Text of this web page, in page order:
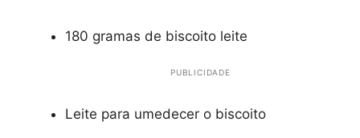
180 gramas de biscoito leite
PUBLICIDADE
Leite para umedecer o biscoito